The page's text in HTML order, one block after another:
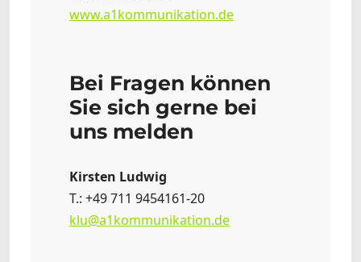
www.a1kommunikation.de
Bei Fragen können
Sie sich gerne bei
uns melden
Kirsten Ludwig
T.: +49 711 9454161-20
klu@a1kommunikation.de